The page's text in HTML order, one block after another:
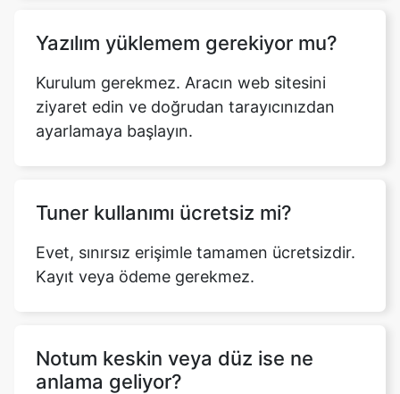
Yazılım yüklemem gerekiyor mu?
Kurulum gerekmez. Aracın web sitesini
ziyaret edin ve doğrudan tarayıcınızdan
ayarlamaya başlayın.
Tuner kullanımı ücretsiz mi?
Evet, sınırsız erişimle tamamen ücretsizdir.
Kayıt veya ödeme gerekmez.
Notum keskin veya düz ise ne
anlama geliyor?